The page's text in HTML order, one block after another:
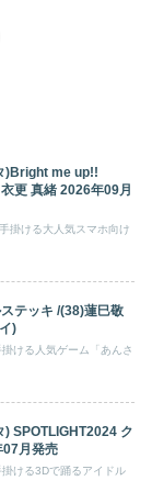
)Bright me up!!
更 真緒 2026年09月
掛ける大人気スマホ向け
テッキ /(38)蓮巳敬
)
ける人気ゲーム「あんさ
SPOTLIGHT2024 ク
07月発売
ける3Dで踊るアイドル